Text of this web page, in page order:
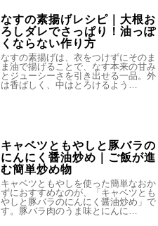
なすの素揚げレシピ｜大根お
ろしダレでさっぱり！油っぽ
くならない作り方
なすの素揚げは、衣をつけずにそのま
ま油で揚げることで、なす本来の甘み
とジューシーさを引き出せる一品。外
は香ばしく、中はとろけるよう…
キャベツともやしと豚バラの
にんにく醤油炒め｜ご飯が進
む簡単炒め物
キャベツともやしを使った簡単なおか
ずにおすすめなのが、「キャベツとも
やしと豚バラのにんにく醤油炒め」で
す。豚バラ肉のうま味とにんに…